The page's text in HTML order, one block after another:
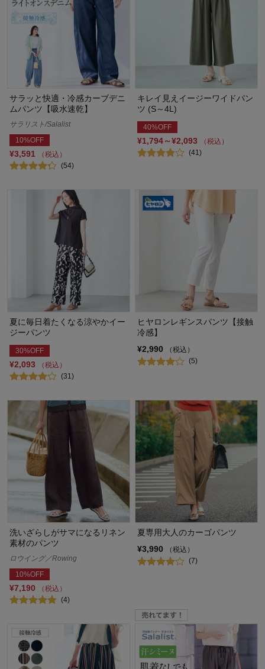
サラッと快適・冷感カーブデニ
ムパンツ【吸水速乾】
サラリスト/Salalist
10%OFF
¥3,591
（税込）
(54)
キレイ見えイージーワイドパン
ツ (S～4L)
40%OFF
¥1,794～¥2,093
（税込）
(41)
夏に毎日着たくなる涼やかイー
ジーパンツ
30%OFF
¥2,093
（税込）
(31)
ヒヤロンレギンスパンツ【接触
冷感】
¥2,990
（税込）
(5)
洗いざらしがサマになるリネン
素材のパンツ
ロウイング／Rowing
10%OFF
¥7,190
（税込）
(4)
夏専用大人のカーゴパンツ
¥3,990
（税込）
(7)